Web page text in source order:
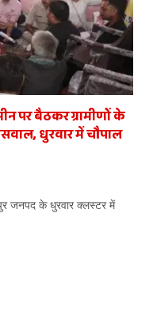
पर बैठकर ग्रामीणों के
धुरवार में चौपाल
जनपद के धुरवार क्लस्टर में